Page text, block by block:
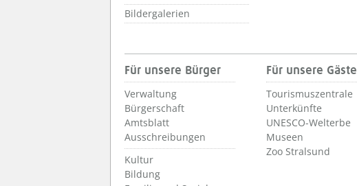
Bildergalerien
Für unsere Bürger
Verwaltung
Bürgerschaft
Amtsblatt
Ausschreibungen
Kultur
Bildung
Für unsere Gäste
Tourismuszentrale
Unterkünfte
UNESCO-Welterbe
Museen
Zoo Stralsund